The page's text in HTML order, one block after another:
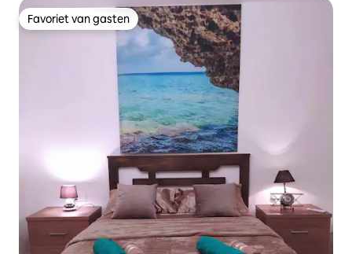
Favoriet van gasten
Favoriet van gasten